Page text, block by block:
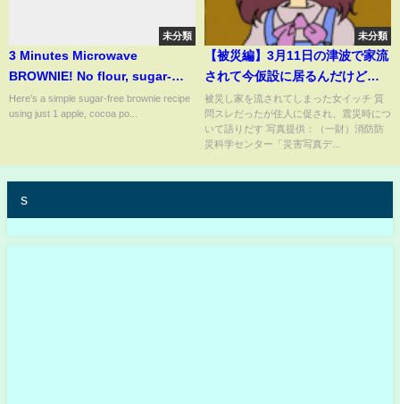
未分類
3 Minutes Microwave
BROWNIE! No flour, sugar-
free, No dairy | Healthy
Dessert Recipe
Here’s a simple sugar-free brownie recipe
using just 1 apple, cocoa po...
未分類
【被災編】3月11日の津波で家流
されて今仮設に居るんだけど何
か質問ある？【東日本大震災】
【2ch感動スレ】
被災し家を流されてしまった女イッチ 質
問スレだったが住人に促され、震災時につ
いて語りだす 写真提供：（一財）消防防
災科学センター「災害写真デ...
s